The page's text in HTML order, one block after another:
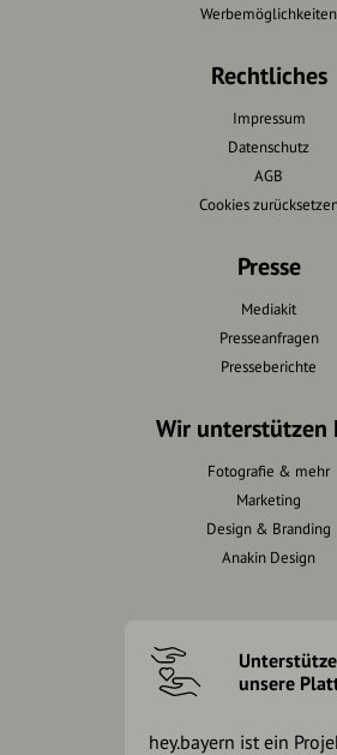
Werbemöglichkeiten
Rechtliches
Impressum
Datenschutz
AGB
Cookies
Presse
Mediakit
Presseanfragen
Presseberichte
Wir unterstützen
Fotografie & mehr
Marketing
Design & Branding
Anakin Design
Unterstütze
unsere
hey.bayern ist ein